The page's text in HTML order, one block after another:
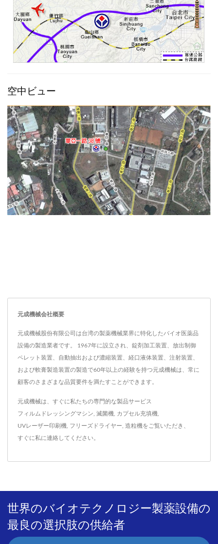
空中ビュー
元成機械会社概要
元成機械股份有限公司は台湾の製薬機械業界に特化したバイオ医薬品
設備の製造業者です。 1967年に設立され、錠剤加工装置、放出制御
ペレット装置、自動抽出および濃縮装置、経口液体装置、注射装置、
および軟膏製造装置の製造で60年以上の経験を持つ元成機械は、常に
顧客のさまざまな品質要件を満たすことができます。
元成機械は、すぐに私たちの専門的な製品サービス
フィルムドレッシングマシン, 滅菌機, カプセル充填機,
UVレーザー印刷機, フリーズドライヤー, 造粒機をご覧いただき、
すぐに私に連絡してください。
世界のバイオテクノロジー製薬設備の
最良の選択肢の供給者